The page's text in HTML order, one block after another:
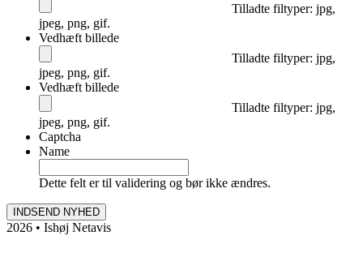
Tilladte filtyper: jpg,
jpeg, png, gif.
Vedhæft billede
Tilladte filtyper: jpg,
jpeg, png, gif.
Vedhæft billede
Tilladte filtyper: jpg,
jpeg, png, gif.
Captcha
Name
Dette felt er til validering og bør ikke ændres.
2026 • Ishøj Netavis